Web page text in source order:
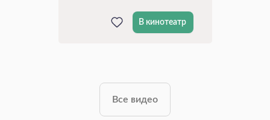
В кинотеатр
Все видео